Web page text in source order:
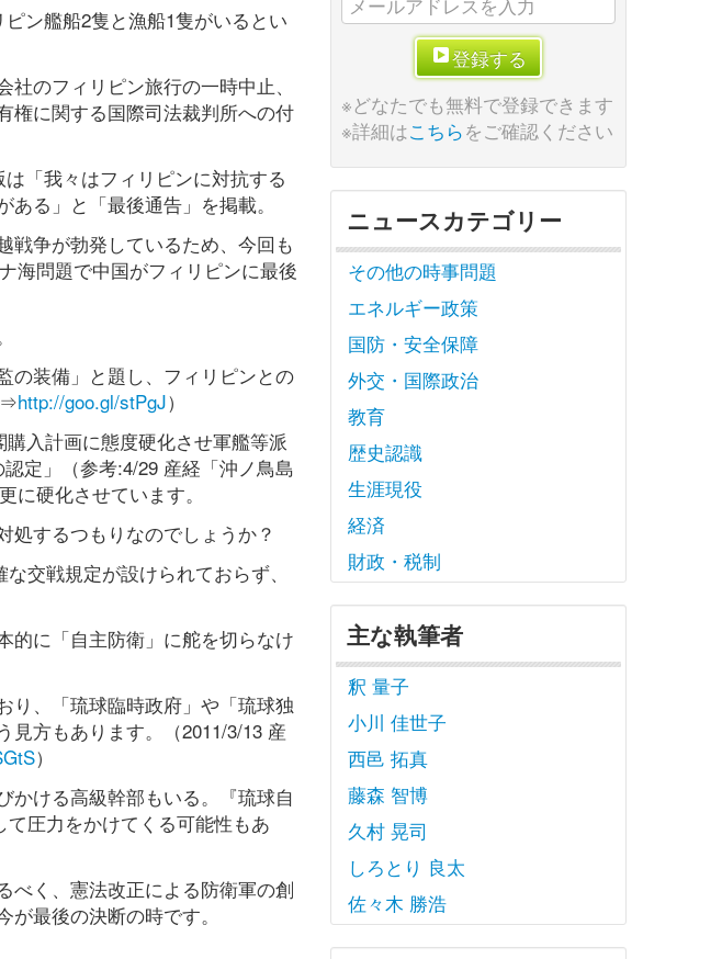
ン艦船2隻と漁船1隻がいるとい
のフィリピン旅行の一時中止、
権に関する国際司法裁判所への付
「我々はフィリピンに対抗する
る」と「最後通告」を掲載。
戦争が勃発しているため、今回も
海問題で中国がフィリピンに最後
の装備」と題し、フィリピンとの
⇒http://goo.gl/stPgJ）
入計画に態度硬化させ軍艦等派
定」（参考:4/29 産経「沖ノ鳥島
に硬化させています。
処するつもりなのでしょうか？
交戦規定が設けられておらず、
的に「自主防衛」に舵を切らなけ
り、「琉球臨時政府」や「琉球独
見方もあります。（2011/3/13 産
）
かける高級幹部もいる。『琉球自
圧力をかけてくる可能性もあ
べく、憲法改正による防衛軍の創
最後の決断の時です。
登録する
※どなたでも無料で登録できます
※詳細はこちらをご確認ください
ニュースカテゴリー
その他の時事問題
エネルギー政策
国防・安全保障
外交・国際政治
教育
歴史認識
生涯現役
経済
財政・税制
主な執筆者
釈 量子
小川 佳世子
西邑 拓真
藤森 智博
久村 晃司
しろとり 良太
佐々木 勝浩